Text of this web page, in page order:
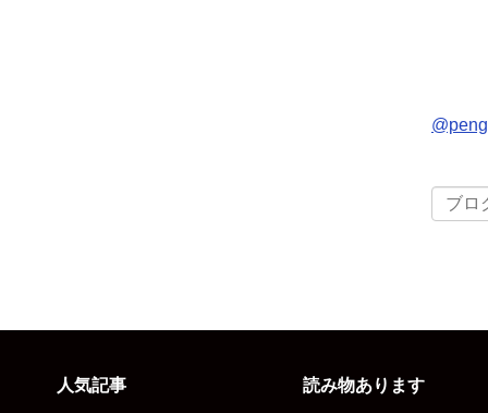
人気記事 読み物あります